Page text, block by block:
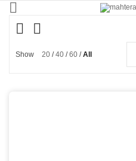
Show 20 40 60 All